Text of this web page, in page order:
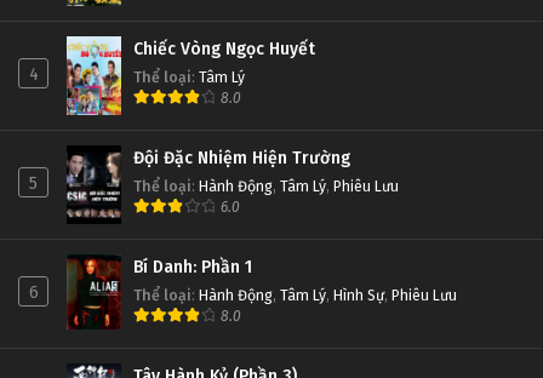
4
Chiếc Vòng Ngọc Huyết
Thể loại: Tâm Lý
8.0
5
Đội Đặc Nhiệm Hiện Trường
Thể loại: Hành Động, Tâm Lý, Phiêu Lưu
6.0
6
Bí Danh: Phần 1
Thể loại: Hành Động, Tâm Lý, Hình Sự, Phiêu Lưu
8.0